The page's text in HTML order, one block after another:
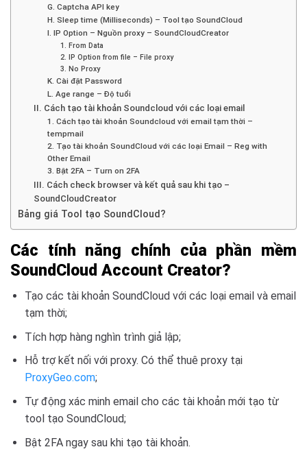
G. Captcha API key
H. Sleep time (Milliseconds) – Tool tạo SoundCloud
I. IP Option – Nguồn proxy – SoundCloudCreator
1. From Data
2. IP Option from file – File proxy
3. No Proxy
K. Cài đặt Password
L. Age range – Độ tuổi
II. Cách tạo tài khoản Soundcloud với các loại email
1. Cách tạo tài khoản Soundcloud với email tạm thời –
tempmail
2. Tạo tài khoản SoundCloud với các loại Email – Reg with
Other Email
3. Bật 2FA – Turn on 2FA
III. Cách check browser và kết quả sau khi tạo –
SoundCloudCreator
Bảng giá Tool tạo SoundCloud?
Các tính năng chính của phần mềm
SoundCloud Account Creator?
Tạo các tài khoản SoundCloud với các loại email và email
tạm thời;
Tích hợp hàng nghìn trình giả lập;
Hỗ trợ kết nối với proxy. Có thể thuê proxy tại
ProxyGeo.com;
Tự động xác minh email cho các tài khoản mới tạo từ
tool tạo SoundCloud;
Bật 2FA ngay sau khi tạo tài khoản.